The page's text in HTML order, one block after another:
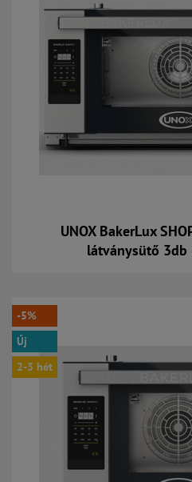
UNOX BakerLux
látványsütő 3db
-5%
Új
2-3 hét